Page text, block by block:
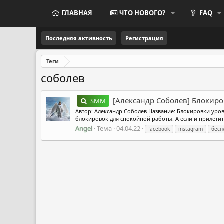
ГЛАВНАЯ ЧТО НОВОГО? FAQ
Последняя активность Регистрация
Теги
соболев
SMM [Александр Соболев]
Автор: Александр Соболев Название: Блокировки
блокировок для спокойной работы. А если и
Angel Тема 04.04.22 facebook instagram